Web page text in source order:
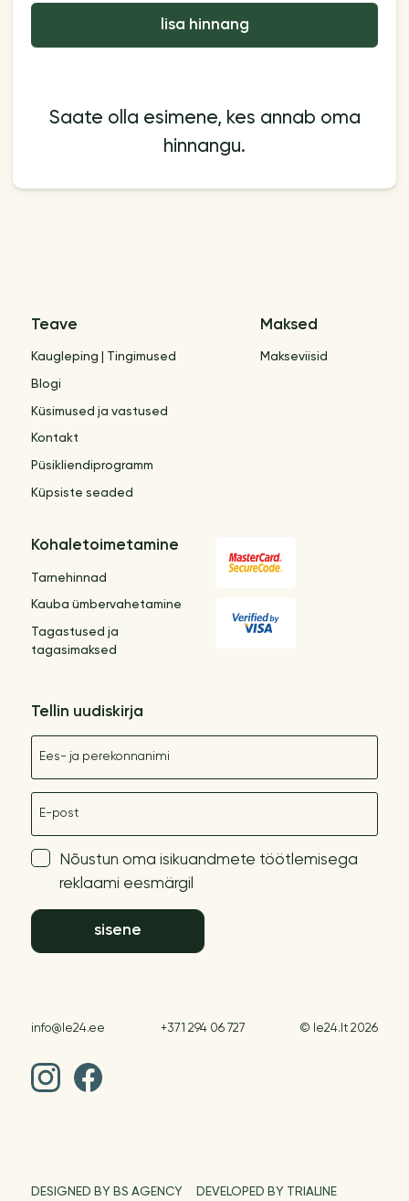
lisa hinnang
Saate olla esimene, kes annab oma
hinnangu.
Teave
Kaugleping | Tingimused
Blogi
Küsimused ja vastused
Kontakt
Püsikliendiprogramm
Küpsiste seaded
Maksed
Makseviisid
Kohaletoimetamine
Tarnehinnad
Kauba ümbervahetamine
Tagastused ja
tagasimaksed
Tellin uudiskirja
Nõustun oma isikuandmete töötlemisega
reklaami eesmärgil
sisene
info@le24.ee +371 294 06 727 © le24.lt 2026
DESIGNED BY BS AGENCY DEVELOPED BY TRIALINE